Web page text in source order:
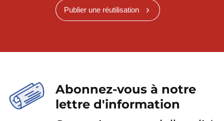
Publier une réutilisation
Abonnez-vous à notre
lettre d'information